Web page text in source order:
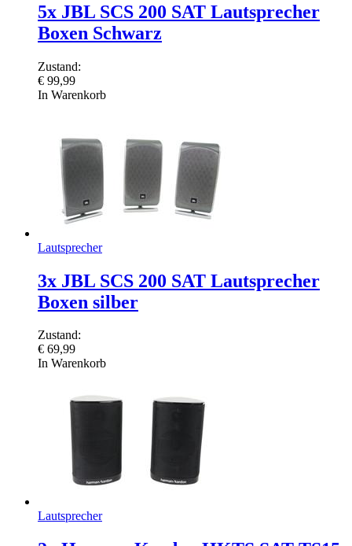
5x JBL SCS 200 SAT Lautsprecher
Boxen Schwarz
Zustand:
€ 99,99
In Warenkorb
Lautsprecher
3x JBL SCS 200 SAT Lautsprecher
Boxen silber
Zustand:
€ 69,99
In Warenkorb
Lautsprecher